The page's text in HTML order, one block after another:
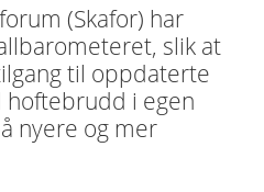
(Skafor) har
slik at
til oppdaterte
hoftebrudd i egen
nyere og mer